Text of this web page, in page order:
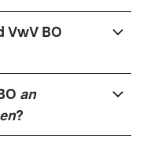
VwV BO
an
?